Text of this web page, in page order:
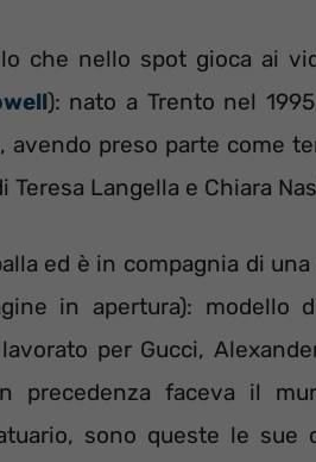
che nello spot gioca ai
): nato a Trento nel
preso parte come
Langella e Chiara
ed è in compagnia di
in apertura): modello
per Gucci,
precedenza faceva il
sono queste le sue